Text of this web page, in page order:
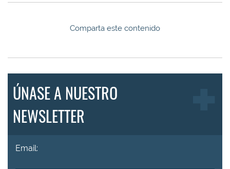
Comparta este contenido
ÚNASE A NUESTRO
NEWSLETTER
Email: